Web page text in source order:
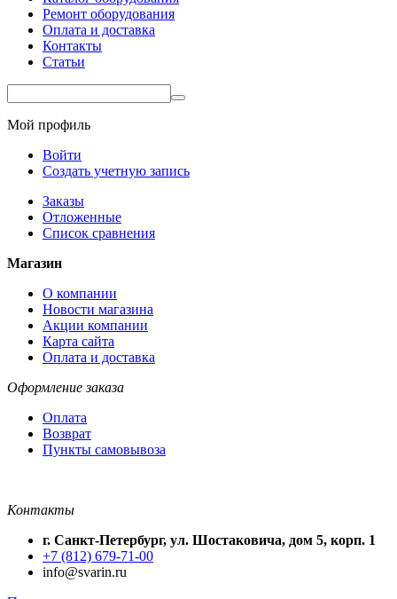
Ремонт оборудования
Оплата и доставка
Контакты
Статьи
Мой профиль
Войти
Создать учетную запись
Заказы
Отложенные
Список сравнения
Магазин
О компании
Новости магазина
Акции компании
Карта сайта
Оплата и доставка
Оформление заказа
Оплата
Возврат
Пункты самовывоза
Контакты
г. Санкт-Петербург, ул. Шостаковича, дом 5, корп. 1
+7 (812) 679-71-00
info@svarin.ru